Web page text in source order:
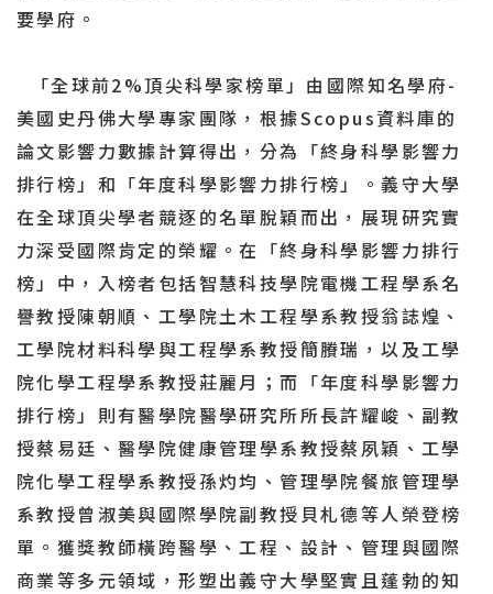
要學府。
「全球前2%頂尖科學家榜單」由國際知名學府-
美國史丹佛大學專家團隊，根據Scopus資料庫的
論文影響力數據計算得出，分為「終身科學影響力
排行榜」和「年度科學影響力排行榜」。義守大學
在全球頂尖學者競逐的名單脫穎而出，展現研究實
力深受國際肯定的榮耀。在「終身科學影響力排行
榜」中，入榜者包括智慧科技學院電機工程學系名
譽教授陳朝順、工學院土木工程學系教授翁誌煌、
工學院材料科學與工程學系教授簡賸瑞，以及工學
院化學工程學系教授莊麗月；而「年度科學影響力
排行榜」則有醫學院醫學研究所所長許耀峻、副教
授蔡易廷、醫學院健康管理學系教授蔡夙穎、工學
院化學工程學系教授孫灼均、管理學院餐旅管理學
系教授曾淑美與國際學院副教授貝札德等人榮登榜
單。獲獎教師橫跨醫學、工程、設計、管理與國際
商業等多元領域，形塑出義守大學堅實且蓬勃的知